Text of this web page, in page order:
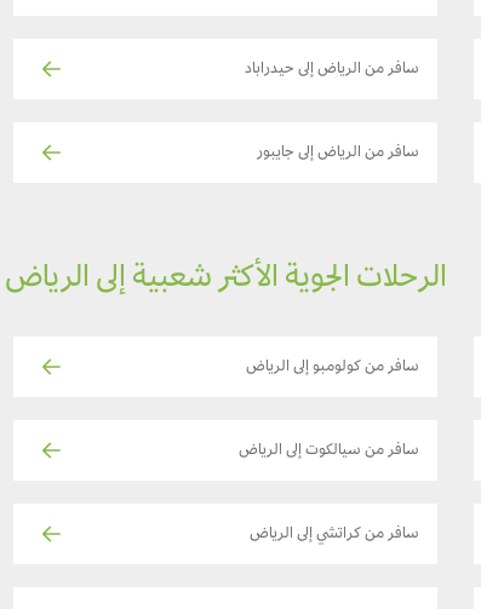
سافر من الرياض إلى حيدراباد
سافر من الرياض إلى جايبور
الرحلات الجوية الأكثر شعبية إلى الرياض
سافر من كولومبو إلى الرياض
سافر من سيالكوت إلى الرياض
سافر من كراتشي إلى الرياض